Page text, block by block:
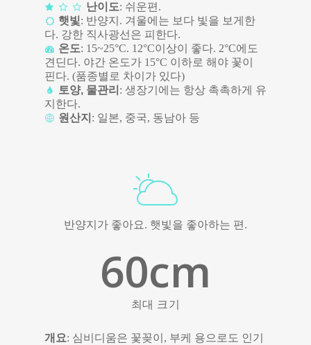
반양지가 좋아요. 햇빛을 좋아하는 편.
60cm
최대 크기
개요: 심비디움은 꽃꽂이, 부케 용으로도 인기
난이도: 쉬운편.
햇빛: 반양지. 겨울에는 보다 빛을 보게한
다. 강한 직사광선은 피한다.
온도: 15~25°C. 12°C이상이 좋다. 2°C에도
견딘다. 야간 온도가 15°C 이하로 해야 꽃이
핀다. (품종별로 차이가 있다)
토양, 물관리 : 생장기에는 항상 촉촉하게 유
지한다.
원산지 : 일본, 중국, 동남아 등